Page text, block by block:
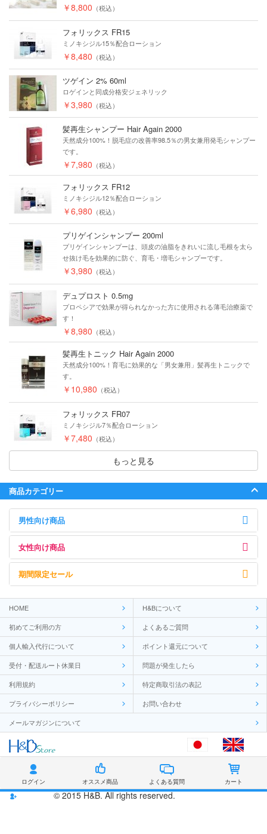
￥8,800 （税込）
フォリックス FR15
ミノキシジル15％配合ローション
￥8,480 （税込）
ツゲイン 2% 60ml
ロゲインと同成分格安ジェネリック
￥3,980 （税込）
髪再生シャンプー Hair Again 2000
天然成分100%！脱毛症の改善率98.5％の男女兼用発毛シャンプー
です。
￥7,980 （税込）
フォリックス FR12
ミノキシジル12％配合ローション
￥6,980 （税込）
プリゲインシャンプー 200ml
プリゲインシャンプーは、頭皮の油脂をきれいに流し毛根を太ら
せ抜け毛を効果的に防ぐ、育毛・増毛シャンプーです。
￥3,980 （税込）
デュプロスト 0.5mg
プロペシアで効果が得られなかった方に使用される薄毛治療薬で
す！
￥8,980 （税込）
髪再生トニック Hair Again 2000
天然成分100%！育毛に効果的な「男女兼用」髪再生トニックで
す。
￥10,980 （税込）
フォリックス FR07
ミノキシジル7％配合ローション
￥7,480 （税込）
もっと見る
商品カテゴリー
男性向け商品
女性向け商品
期間限定セール
HOME
H&Bについて
初めてご利用の方
よくあるご質問
個人輸入代行について
ポイント還元について
受付・配送ルート休業日
問題が発生したら
利用規約
特定商取引法の表記
プライバシーポリシー
お問い合わせ
メールマガジンについて
ログイン オススメ商品 よくある質問 カート
© 2015 H&B. All rights reserved.